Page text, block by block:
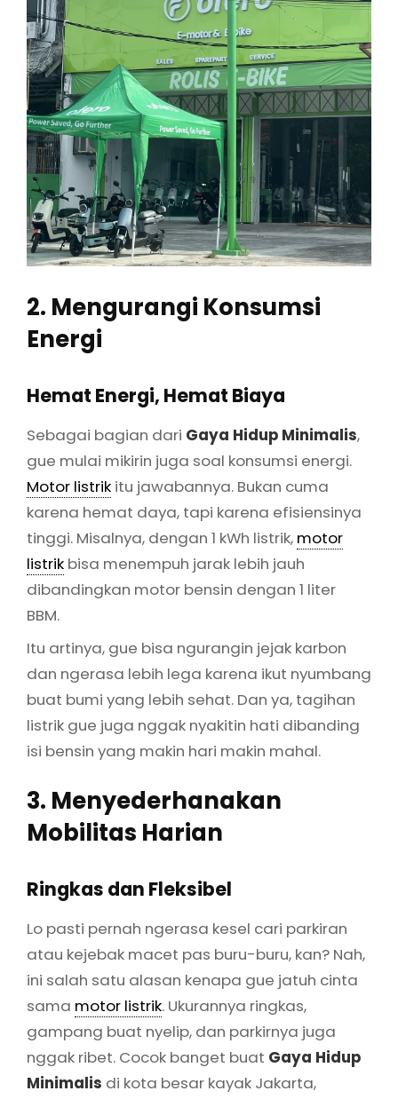
2. Mengurangi Konsumsi
Energi
Hemat Energi, Hemat Biaya
Sebagai bagian dari Gaya Hidup Minimalis,
gue mulai mikirin juga soal konsumsi energi.
Motor listrik itu jawabannya. Bukan cuma
karena hemat daya, tapi karena efisiensinya
tinggi. Misalnya, dengan 1 kWh listrik, motor
listrik bisa menempuh jarak lebih jauh
dibandingkan motor bensin dengan 1 liter
BBM.
Itu artinya, gue bisa ngurangin jejak karbon
dan ngerasa lebih lega karena ikut nyumbang
buat bumi yang lebih sehat. Dan ya, tagihan
listrik gue juga nggak nyakitin hati dibanding
isi bensin yang makin hari makin mahal.
3. Menyederhanakan
Mobilitas Harian
Ringkas dan Fleksibel
Lo pasti pernah ngerasa kesel cari parkiran
atau kejebak macet pas buru-buru, kan? Nah,
ini salah satu alasan kenapa gue jatuh cinta
sama motor listrik. Ukurannya ringkas,
gampang buat nyelip, dan parkirnya juga
nggak ribet. Cocok banget buat Gaya Hidup
Minimalis di kota besar kayak Jakarta,